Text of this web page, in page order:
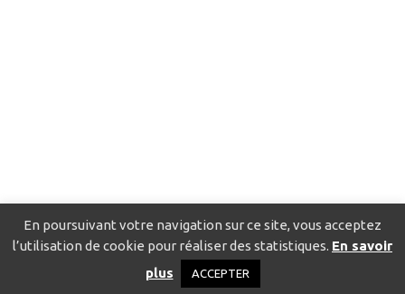
Catalogue pour localiser les fournisseurs
Politique de confidentialité
En poursuivant votre navigation sur ce site, vous acceptez
l’utilisation de cookie pour réaliser des statistiques. En savoir
plus
ACCEPTER